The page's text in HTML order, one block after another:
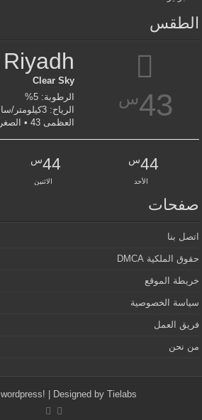
الطقس
43س
Riyadh
Clear Sky
الرطوبة: 5%
الرياح: 3كيلومتر/ساعة ش
العظمى 43 • الصغرى 43
44س
الأحد
44س
الاثنين
صفحات
اتصل بنا
حقوق الملكية DMCA
خريطة الموقع
سياسة الخصوصية
فريق العمل
من نحن
wordpress! | Designed by Tielabs